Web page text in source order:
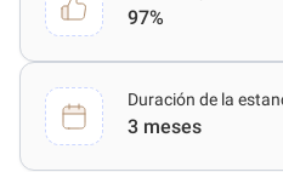
97%
Duración de la
3 meses